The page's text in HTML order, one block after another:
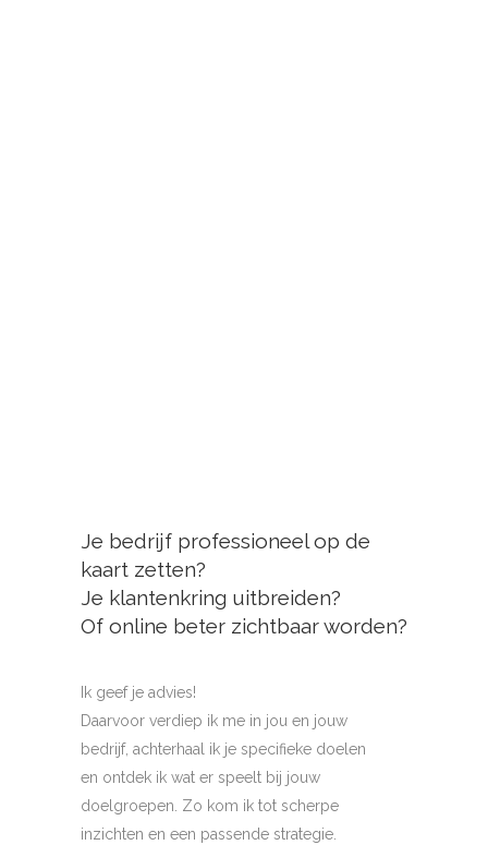
Je bedrijf professioneel op de
kaart zetten?
Je klantenkring uitbreiden?
Of online beter zichtbaar worden?
Ik geef je advies!
Daarvoor verdiep ik me in jou en jouw
bedrijf, achterhaal ik je specifieke doelen
en ontdek ik wat er speelt bij jouw
doelgroepen. Zo kom ik tot scherpe
inzichten en een passende strategie.